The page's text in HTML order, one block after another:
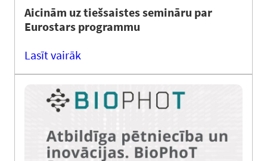
Aicinām uz tiešsaistes semināru par
Eurostars programmu
Lasīt vairāk